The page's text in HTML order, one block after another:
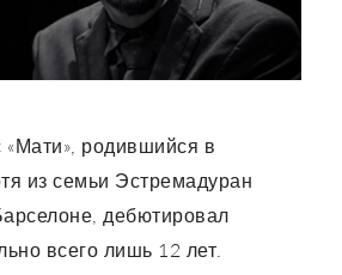
родившийся в
из семьи Эстремадуран
дебютировал
всего лишь 12 лет.